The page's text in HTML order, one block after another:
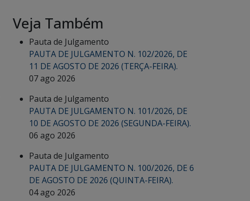
Veja Também
Pauta de Julgamento
PAUTA DE JULGAMENTO N. 102/2026, DE
11 DE AGOSTO DE 2026 (TERÇA-FEIRA).
07 ago 2026
Pauta de Julgamento
PAUTA DE JULGAMENTO N. 101/2026, DE
10 DE AGOSTO DE 2026 (SEGUNDA-FEIRA).
06 ago 2026
Pauta de Julgamento
PAUTA DE JULGAMENTO N. 100/2026, DE 6
DE AGOSTO DE 2026 (QUINTA-FEIRA).
04 ago 2026